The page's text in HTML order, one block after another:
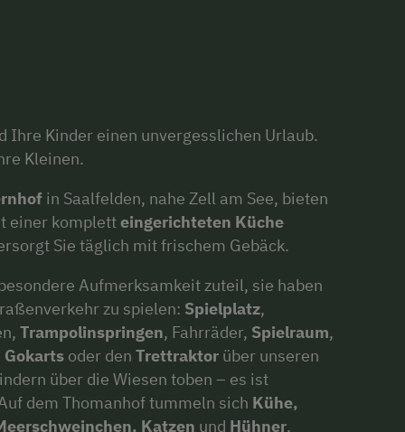
Ihre Kinder einen unvergesslichen Urlaub.
Kleinen.
in Saalfelden, nahe Zell am See, bieten
einer kompletteingerichteten Küche
Sie täglich mit frischem Gebäck.
Aufmerksamkeit zuteil, sie haben
zu spielen: Spielplatz,
Trampolinspringen, Fahrräder, Spielraum,
oder den Trettraktor über unseren
über die Wiesen toben – es ist
dem Thomanhof tummeln sich Kühe,
Katzen und Hühner.